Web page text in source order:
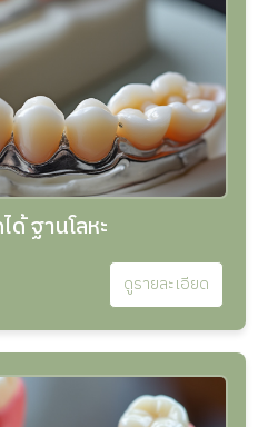
ฐานโลหะ
ดูรายละเอียด